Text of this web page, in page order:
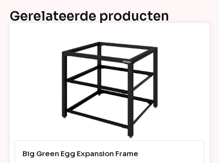
Gerelateerde producten
Big Green Egg Expansion Frame